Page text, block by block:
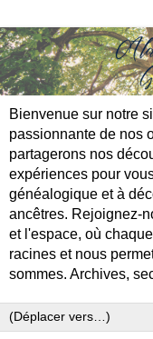
Bienvenue sur notre
passionnante de nos
partagerons nos
expériences pour
généalogique et à
ancêtres. Rejoignez-
et l'espace, où
racines et nous
sommes. Archives,